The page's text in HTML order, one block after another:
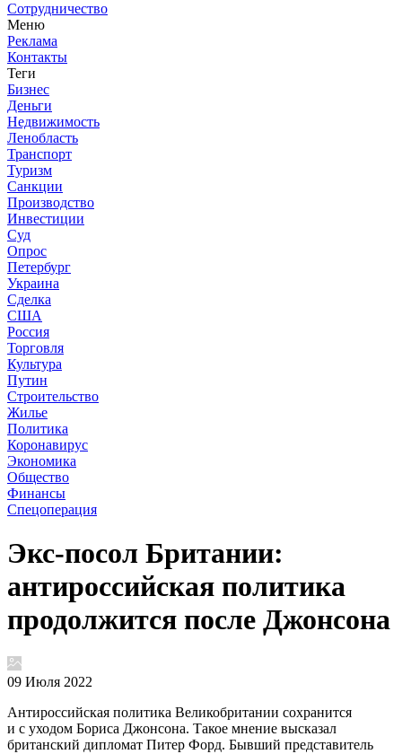
Сотрудничество
Меню
Реклама
Контакты
Теги
Бизнес
Деньги
Недвижимость
Ленобласть
Транспорт
Туризм
Санкции
Производство
Инвестиции
Суд
Опрос
Петербург
Украина
Сделка
США
Россия
Торговля
Культура
Путин
Строительство
Жилье
Политика
Коронавирус
Экономика
Общество
Финансы
Спецоперация
Экс-посол Британии:
антироссийская политика
продолжится после Джонсона
09 Июля 2022
Антироссийская политика Великобритании сохранится
и с уходом Бориса Джонсона. Такое мнение высказал
британский дипломат Питер Форд. Бывший представитель